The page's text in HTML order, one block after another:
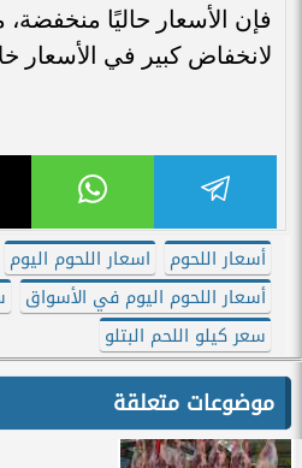
فإن الأسعار حاليًا
لانخفاض كبير في الأسعار
أسعار اللحوم
اسعار اللحوم اليوم
أسعار اللحوم اليوم في الأسواق
سعر كيلو اللحم البتلو
موضوعات متعلقة